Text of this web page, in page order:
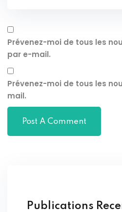
Prévenez-moi de tous les
par e-mail.
Prévenez-moi de tous les
mail.
Publications